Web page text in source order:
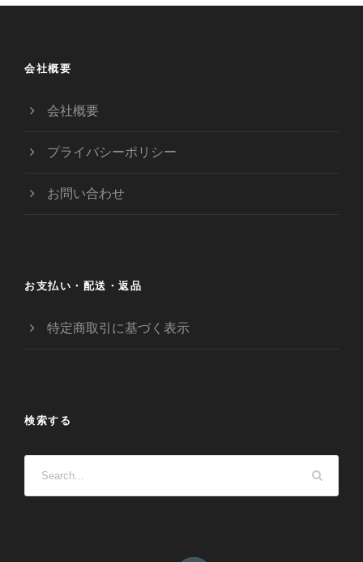
会社概要
会社概要
プライバシーポリシー
お問い合わせ
お支払い・配送・返品
特定商取引に基づく表示
検索する